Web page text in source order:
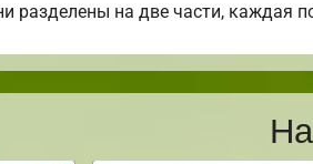
разделены на две части, каждая